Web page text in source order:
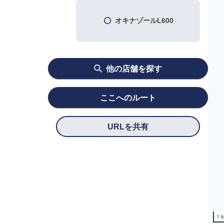
オキナゾールL600
他の店舗を探す
ここへのルート
URLを共有
1